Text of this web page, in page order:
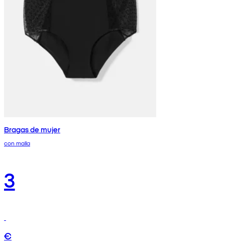
Bragas de mujer
con malla
3
€